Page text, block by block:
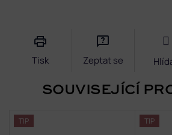
Tisk Zeptat se
SOUVISEJÍCÍ
TIP TIP